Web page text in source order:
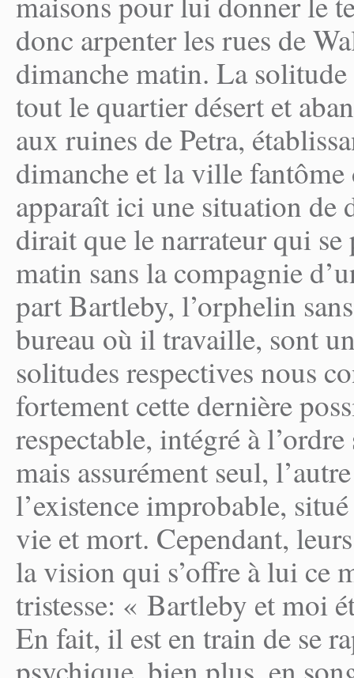
donc arpenter les rues de
dimanche matin. La
tout le quartier désert et
aux ruines de Petra,
dimanche et la ville
apparaît ici une situation de
dirait que le narrateur qui
matin sans la compagnie
part Bartleby, l’orphelin
bureau où il travaille, sont
solitudes respectives nous
fortement cette dernière
respectable, intégré à
mais assurément seul,
l’existence improbable,
vie et mort. Cependant,
la vision qui s’offre à lui ce
tristesse: « Bartleby et moi
En fait, il est en train de se